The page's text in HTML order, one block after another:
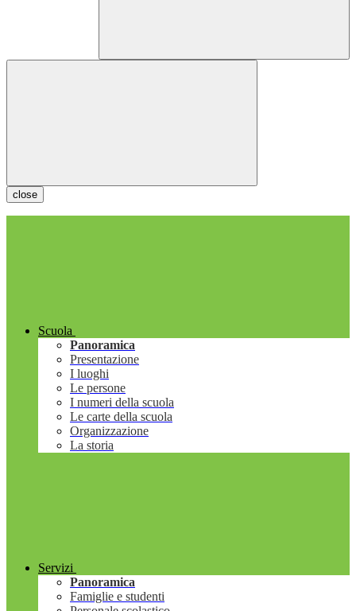
close
Scuola
Panoramica
Presentazione
I luoghi
Le persone
I numeri della scuola
Le carte della scuola
Organizzazione
La storia
Servizi
Panoramica
Famiglie e studenti